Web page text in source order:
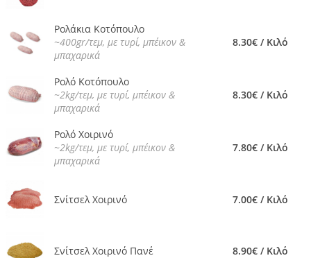
Ρολάκια Κοτόπουλο
~400gr/τεμ, με τυρί, μπέικον &
μπαχαρικά
8.30€ / Κιλό
Ρολό Κοτόπουλο
~2kg/τεμ, με τυρί, μπέικον &
μπαχαρικά
8.30€ / Κιλό
Ρολό Χοιρινό
~2kg/τεμ, με τυρί, μπέικον &
μπαχαρικά
7.80€ / Κιλό
Σνίτσελ Χοιρινό 7.00€ / Κιλό
Σνίτσελ Χοιρινό Πανέ 8.90€ / Κιλό